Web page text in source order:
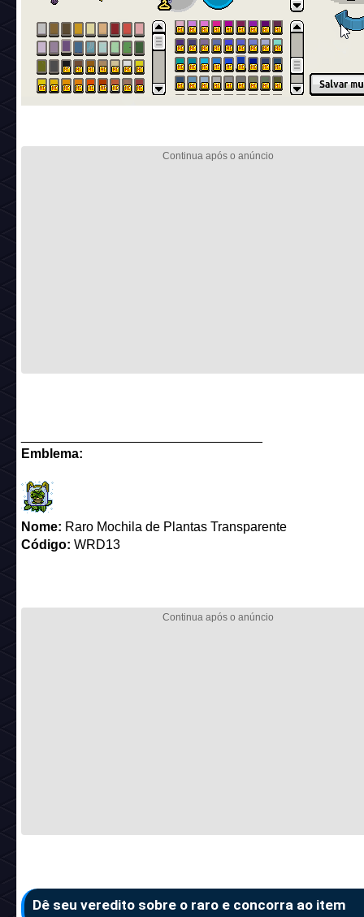
Emblema:
Nome: Raro Mochila de Plantas Transparente
Código: WRD13
Dê seu veredito sobre o raro e concorra ao item